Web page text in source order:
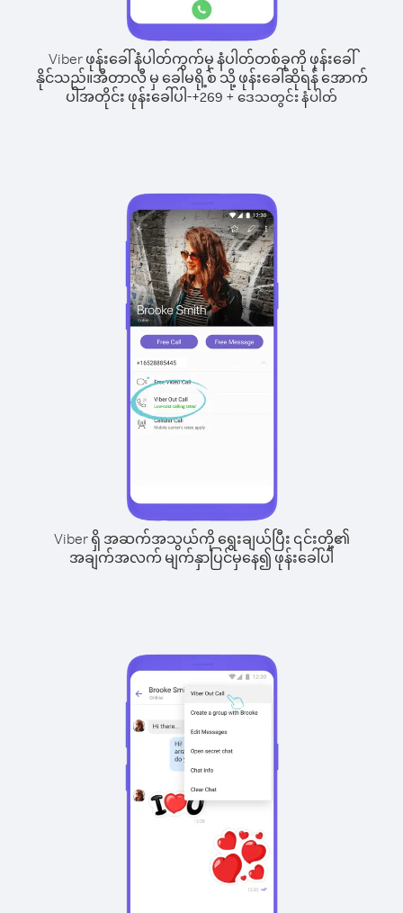
Viber ဖုန်းခေါ်နံပါတ်ကွက်မှ နံပါတ်တစ်ခုကို ဖုန်းခေါ်
နိုင်သည်။အီတာလီ မှ ခေါမရို့စ် သို့ ဖုန်းခေါ်ဆိုရန် အောက်
ပါအတိုင်း ဖုန်းခေါ်ပါ-+269 + ဒေသတွင်း နံပါတ်
Viber ရှိ အဆက်အသွယ်ကို ရွေးချယ်ပြီး ၎င်းတို့၏
အချက်အလက် မျက်နှာပြင်မှနေ၍ ဖုန်းခေါ်ပါ